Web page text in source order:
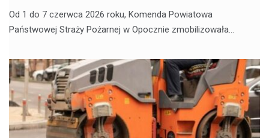
Od 1 do 7 czerwca 2026 roku, Komenda Powiatowa
Państwowej Straży Pożarnej w Opocznie zmobilizowała…